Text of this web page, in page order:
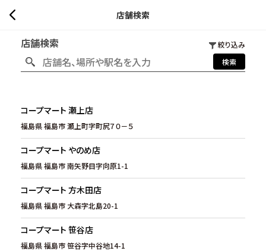
店舗検索
店舗検索
絞り込み
検索
コープマート 瀬上店
福島県 福島市 瀬上町字町尻７０－５
コープマート やのめ店
福島県 福島市 南矢野目字向原1-1
コープマート 方木田店
福島県 福島市 大森字北島20-1
コープマート 笹谷店
福島県 福島市 笹谷字中谷地14-1